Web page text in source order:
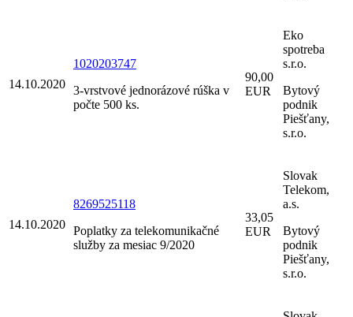
14.10.2020
1020203747
3-vrstvové jednorázové rúška v
počte 500 ks.
90,00
EUR
Eko
spotreba
s.r.o.
Bytový
podnik
Piešťany,
s.r.o.
14.10.2020
8269525118
Poplatky za telekomunikačné
služby za mesiac 9/2020
33,05
EUR
Slovak
Telekom,
a.s.
Bytový
podnik
Piešťany,
s.r.o.